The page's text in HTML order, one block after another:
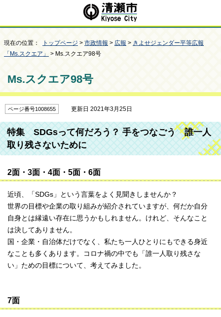
現在の位置： トップページ > 市政情報 > 広報 > きよせジェンダー平等広報
「Ms.スクエア」
> Ms.スクエア98号
Ms.スクエア98号
ページ番号1008655 更新日 2021年3月25日
特集 SDGsって何だろう？ 手をつなごう 誰一人
取り残さないために
2面・3面・4面・5面・6面
近頃、「SDGs」という言葉をよく見聞きしませんか？
世界の目標や企業の取り組みが紹介されていますが、何だか自分
自身とは縁遠い存在に思うかもしれません。けれど、そんなこと
は決してありません。
国・企業・自治体だけでなく、私たち一人ひとりにもできる身近
なことも多くあります。コロナ禍の中でも「誰一人取り残さな
い」ための目標について、考えてみました。
7面